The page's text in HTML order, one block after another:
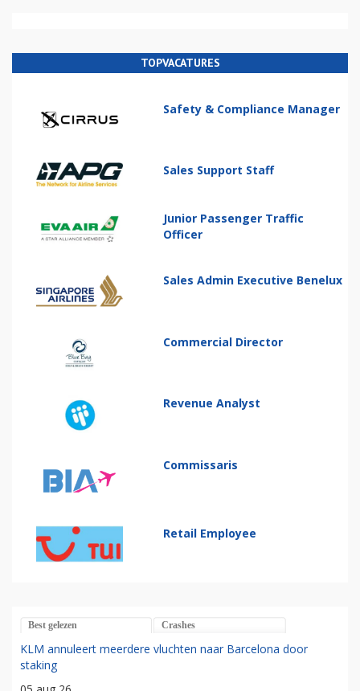
TOPVACATURES
Safety & Compliance Manager
Sales Support Staff
Junior Passenger Traffic
Officer
Sales Admin Executive Benelux
Commercial Director
Revenue Analyst
Commissaris
Retail Employee
Best gelezen Crashes
KLM annuleert meerdere vluchten naar Barcelona door
staking